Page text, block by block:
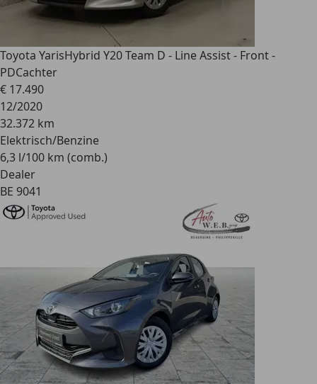
Toyota YarisHybrid Y20 Team D - Line Assist - Front -
PDCachter
€ 17.490
12/2020
32.372 km
Elektrisch/Benzine
6,3 l/100 km (comb.)
Dealer
BE 9041